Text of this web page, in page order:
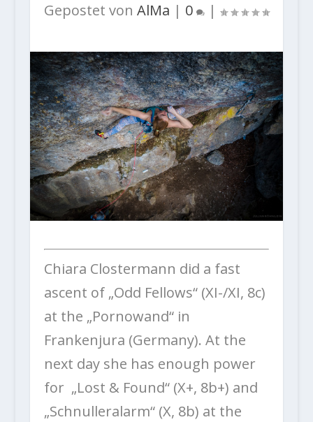
Gepostet von AlMa | 0 |
Chiara Clostermann did a fast
ascent of „Odd Fellows“ (XI-/XI, 8c)
at the „Pornowand“ in
Frankenjura (Germany). At the
next day she has enough power
for „Lost & Found“ (X+, 8b+) and
„Schnulleralarm“ (X, 8b) at the